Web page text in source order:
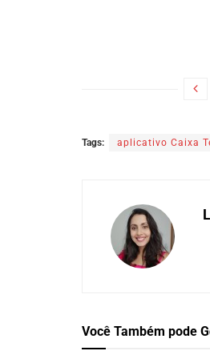
Tags: aplicativo Caixa
Você Também pode